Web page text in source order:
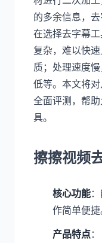
的多余信息，
在选择去字幕
复杂，难以快
质；处理速度
低等。本文将
全面评测，帮
具。
擦擦视频
核心功能
作简单便捷
产品特点：